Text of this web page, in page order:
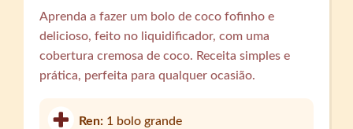
Aprenda a fazer um bolo de coco fofinho e
delicioso, feito no liquidificador, com uma
cobertura cremosa de coco. Receita simples e
prática, perfeita para qualquer ocasião.
Ren: 1 bolo grande